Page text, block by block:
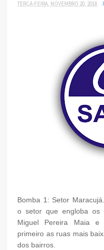
TERÇA-FEIRA, NOVEMBRO 20, 2018
Bomba 1: Setor
o setor que engloba os
Miguel Pereira Maia e
primeiro as ruas mais
dos bairros.